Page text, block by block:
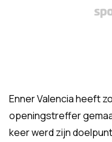
Enner Valencia heeft
openingstreffer
keer werd zijn doelpunt